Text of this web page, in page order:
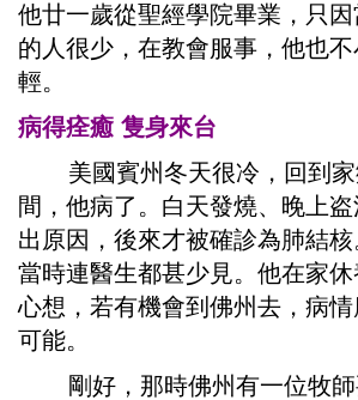
他廿一歲從聖經學院畢業，只
的人很少，在教會服事，他也
輕。
病得痊癒 隻身來台
美國賓州冬天很冷，回到家
間，他病了。白天發燒、晚上
出原因，後來才被確診為肺結
當時連醫生都甚少見。他在家休
心想，若有機會到佛州去，病
可能。
剛好，那時佛州有一位牧師